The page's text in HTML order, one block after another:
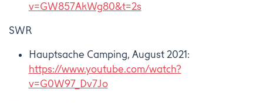
v=GW857AkWg80&t=2s
SWR
Hauptsache Camping, August 2021:
https://www.youtube.com/watch?
v=G0W97_Dv7Jo